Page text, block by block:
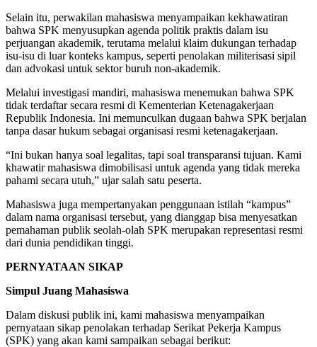
Selain itu, perwakilan mahasiswa menyampaikan kekhawatiran
bahwa SPK menyusupkan agenda politik praktis dalam isu
perjuangan akademik, terutama melalui klaim dukungan terhadap
isu-isu di luar konteks kampus, seperti penolakan militerisasi sipil
dan advokasi untuk sektor buruh non-akademik.
Melalui investigasi mandiri, mahasiswa menemukan bahwa SPK
tidak terdaftar secara resmi di Kementerian Ketenagakerjaan
Republik Indonesia. Ini memunculkan dugaan bahwa SPK berjalan
tanpa dasar hukum sebagai organisasi resmi ketenagakerjaan.
“Ini bukan hanya soal legalitas, tapi soal transparansi tujuan. Kami
khawatir mahasiswa dimobilisasi untuk agenda yang tidak mereka
pahami secara utuh,” ujar salah satu peserta.
Mahasiswa juga mempertanyakan penggunaan istilah “kampus”
dalam nama organisasi tersebut, yang dianggap bisa menyesatkan
pemahaman publik seolah-olah SPK merupakan representasi resmi
dari dunia pendidikan tinggi.
PERNYATAAN SIKAP
Simpul Juang Mahasiswa
Dalam diskusi publik ini, kami mahasiswa menyampaikan
pernyataan sikap penolakan terhadap Serikat Pekerja Kampus
(SPK) yang akan kami sampaikan sebagai berikut: